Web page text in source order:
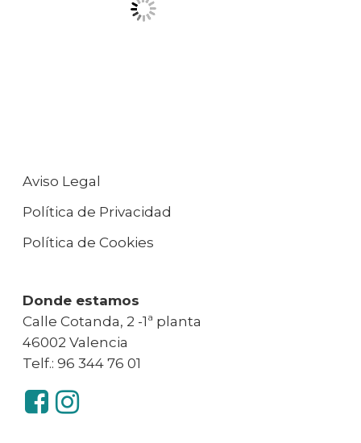
Aviso Legal
Política de Privacidad
Política de Cookies
Donde estamos
Calle Cotanda, 2 -1ª planta
46002 Valencia
Telf.: 96 344 76 01